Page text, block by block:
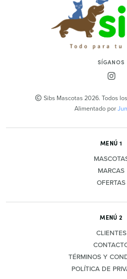
SÍGANOS
Sibs Mascotas 2026. Todos
Alimentado por
MENÚ 1
MARCAS
OFERTAS
MENÚ 2
CLIENTES
TÉRMINOS Y
POLÍTICA DE